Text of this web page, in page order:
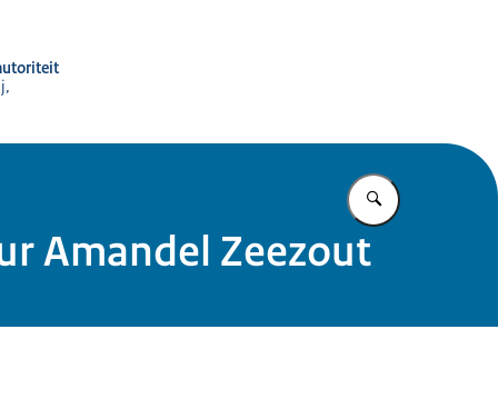
Vul in wat u
Amandel Zeezout